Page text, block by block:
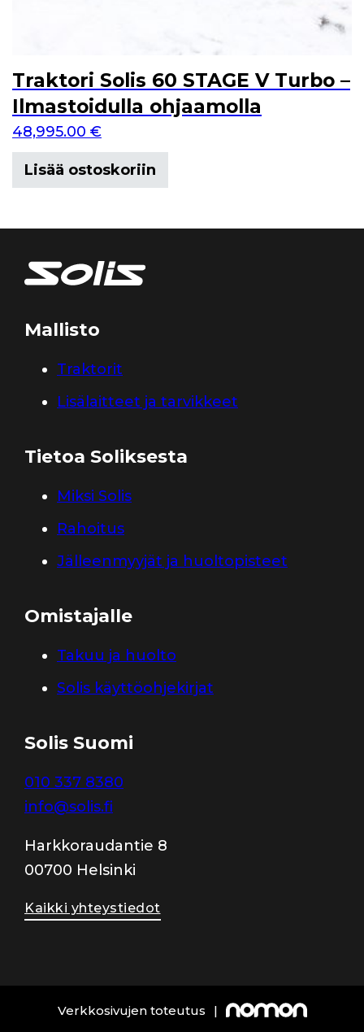
Traktori Solis 60 STAGE V Turbo –
Ilmastoidulla ohjaamolla
48,995.00 €
Lisää ostoskoriin
Mallisto
Traktorit
Lisälaitteet ja tarvikkeet
Tietoa Soliksesta
Miksi Solis
Rahoitus
Jälleenmyyjät ja huoltopisteet
Omistajalle
Takuu ja huolto
Solis käyttöohjekirjat
Solis Suomi
010 337 8380
info@solis.fi
Harkkoraudantie 8
00700 Helsinki
Kaikki yhteystiedot
Verkkosivujen toteutus |